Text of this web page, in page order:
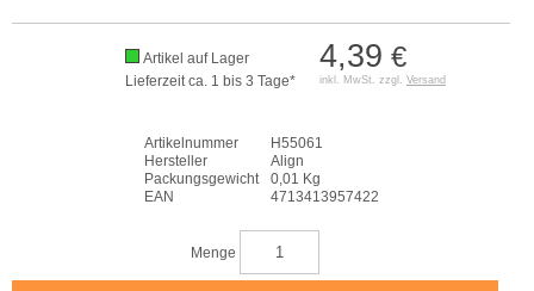
4,39 €
inkl. MwSt. zzgl. Versand
Artikel auf Lager
Lieferzeit ca. 1 bis 3 Tage*
Artikelnummer
H55061
Hersteller
Align
Packungsgewicht
0,01 Kg
EAN
4713413957422
Menge